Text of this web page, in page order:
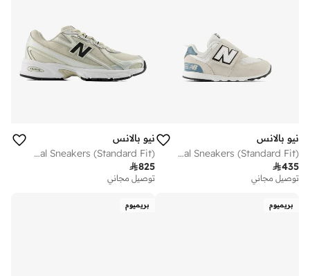
نيو بالانس
Kids 574 NEWB Hook & Loop casual Sneakers (Standard Fit)
435
توصيل مجاني
نيو بالانس
Unisex 740 casual Sneakers (Standard Fit)
825
توصيل مجاني
بريميوم بريميوم